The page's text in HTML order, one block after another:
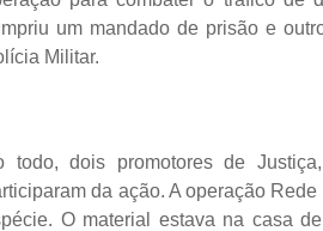
um mandado de prisão e
Militar.
todo, dois promotores de
da ação. A operação
O material estava na casa